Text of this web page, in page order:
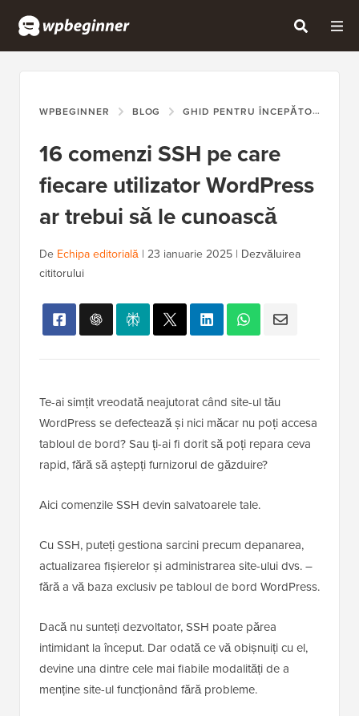
WPBEGINNER BLOG GHID PENTRU ÎNCEPĂTORI
16 comenzi SSH pe care
fiecare utilizator WordPress
ar trebui să le cunoască
De Echipa editorială | 23 ianuarie 2025 | Dezvăluirea
cititorului
Te-ai simțit vreodată neajutorat când site-ul tău
WordPress se defectează și nici măcar nu poți accesa
tabloul de bord? Sau ți-ai fi dorit să poți repara ceva
rapid, fără să aștepți furnizorul de găzduire?
Aici comenzile SSH devin salvatoarele tale.
Cu SSH, puteți gestiona sarcini precum depanarea,
actualizarea fișierelor și administrarea site-ului dvs. –
fără a vă baza exclusiv pe tabloul de bord WordPress.
Dacă nu sunteți dezvoltator, SSH poate părea
intimidant la început. Dar odată ce vă obișnuiți cu el,
devine una dintre cele mai fiabile modalități de a
menține site-ul funcționând fără probleme.